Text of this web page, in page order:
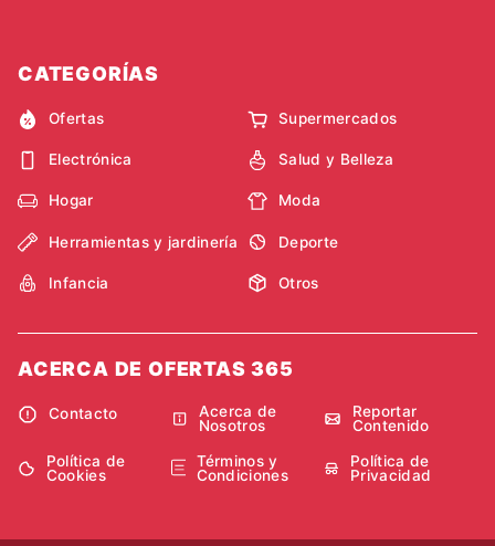
CATEGORÍAS
Ofertas Supermercados
Electrónica Salud y Belleza
Hogar Moda
Herramientas y jardinería Deporte
Infancia Otros
ACERCA DE OFERTAS 365
Contacto
Acerca de
Nosotros
Reportar
Contenido
Política de
Cookies
Términos y
Condiciones
Política de
Privacidad